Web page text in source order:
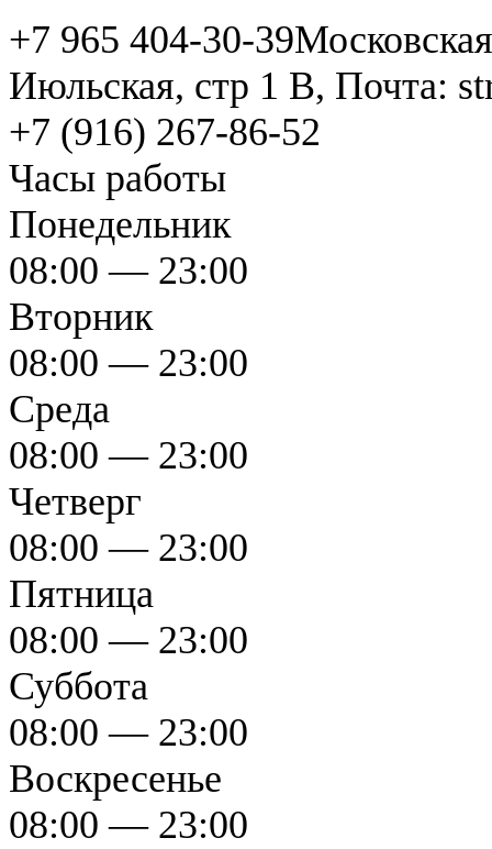
+7 965 404-30-39
Июльская, стр 1 В, Почта:
+7 (916) 267-86-52
Часы работы
Понедельник
08:00 — 23:00
Вторник
08:00 — 23:00
Среда
08:00 — 23:00
Четверг
08:00 — 23:00
Пятница
08:00 — 23:00
Суббота
08:00 — 23:00
Воскресенье
08:00 — 23:00